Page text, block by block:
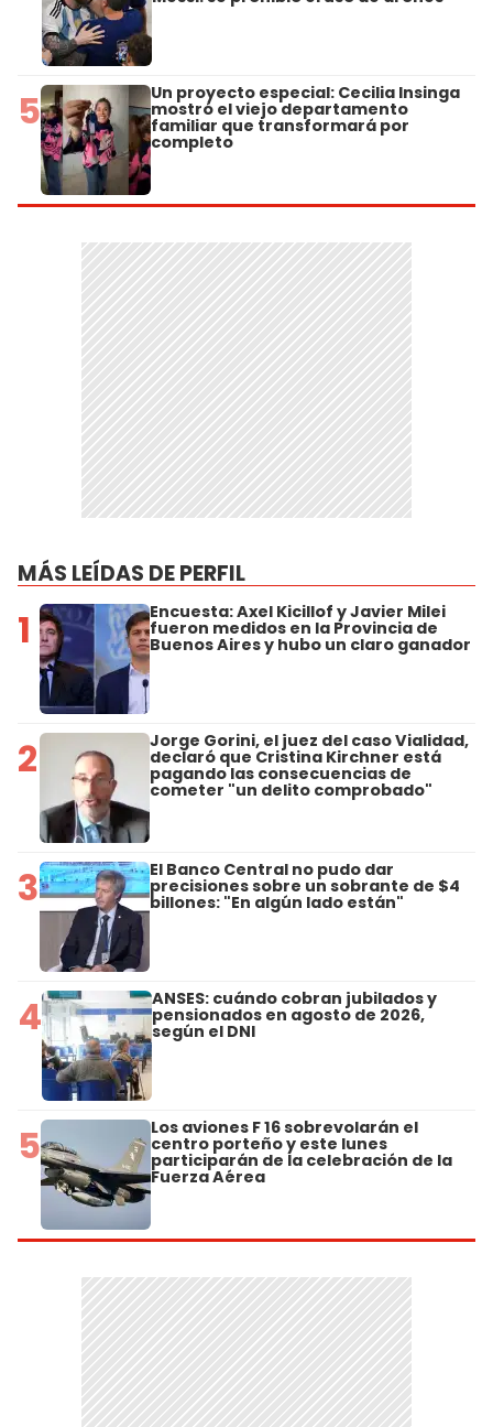
5 Un proyecto especial: Cecilia Insinga
mostró el viejo departamento
familiar que transformará por
completo
MÁS LEÍDAS DE PERFIL
1 Encuesta: Axel Kicillof y Javier Milei
fueron medidos en la Provincia de
Buenos Aires y hubo un claro ganador
2 Jorge Gorini, el juez del caso Vialidad,
declaró que Cristina Kirchner está
pagando las consecuencias de
cometer "un delito comprobado"
3 El Banco Central no pudo dar
precisiones sobre un sobrante de $4
billones: "En algún lado están"
4 ANSES: cuándo cobran jubilados y
pensionados en agosto de 2026,
según el DNI
5 Los aviones F 16 sobrevolarán el
centro porteño y este lunes
participarán de la celebración de la
Fuerza Aérea